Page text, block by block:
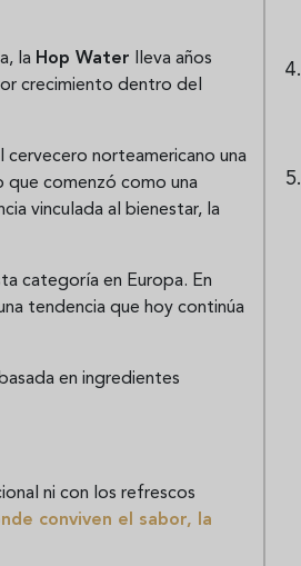
la Hop Water lleva años
crecimiento dentro del
cervecero norteamericano una
que comenzó como una
vinculada al bienestar, la
categoría en Europa. En
tendencia que hoy continúa
en ingredientes
ni con los refrescos
conviven el sabor, la